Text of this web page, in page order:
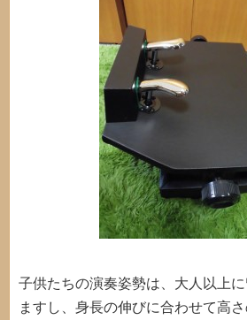
子供たちの演奏姿勢は、大人以上
ますし、身長の伸びに合わせて高